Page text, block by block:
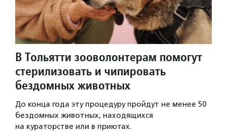
В Тольятти зооволонтерам помогут
стерилизовать и чипировать
бездомных животных
До конца года эту процедуру пройдут не менее 50
бездомных животных, находящихся
на кураторстве или в приютах.